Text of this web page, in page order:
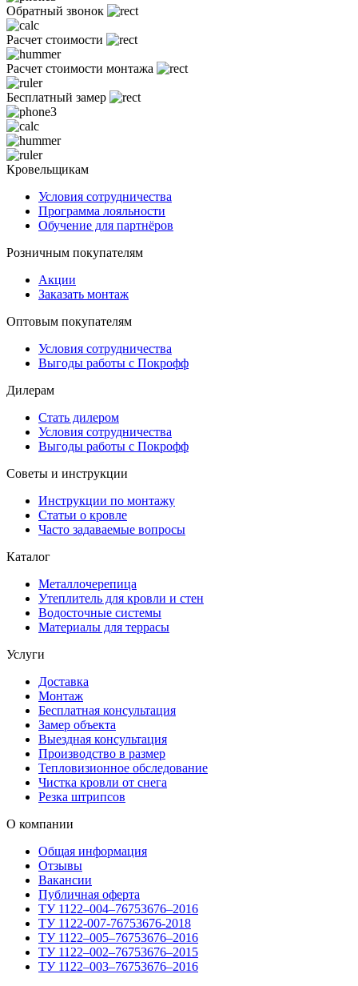
Обратный звонок
Расчет стоимости
Расчет стоимости монтажа
Бесплатный замер
Кровельщикам
Условия сотрудничества
Программа лояльности
Обучение для партнёров
Розничным покупателям
Акции
Заказать монтаж
Оптовым покупателям
Условия сотрудничества
Выгоды работы с Покрофф
Дилерам
Стать дилером
Условия сотрудничества
Выгоды работы с Покрофф
Советы и инструкции
Инструкции по монтажу
Статьи о кровле
Часто задаваемые вопросы
Каталог
Металлочерепица
Утеплитель для кровли и стен
Водосточные системы
Материалы для террасы
Услуги
Доставка
Монтаж
Бесплатная консультация
Замер объекта
Выездная консультация
Производство в размер
Тепловизионное обследование
Чистка кровли от снега
Резка штрипсов
О компании
Общая информация
Отзывы
Вакансии
Публичная оферта
ТУ 1122–004–76753676–2016
ТУ 1122-007-76753676-2018
ТУ 1122–005–76753676–2016
ТУ 1122–002–76753676–2015
ТУ 1122–003–76753676–2016